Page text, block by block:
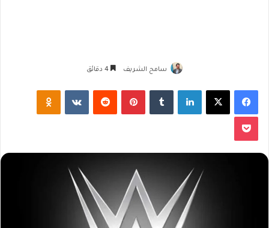
سامح الشريف
فيسبوك لينكدإن بينتيريست